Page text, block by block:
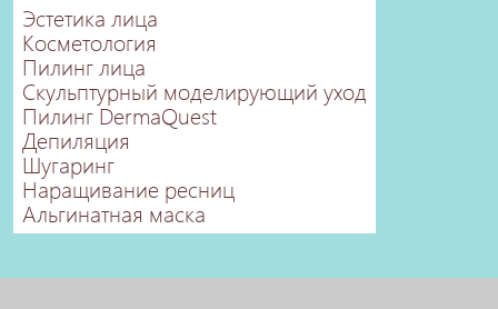
Эстетика лица
Косметология
Пилинг лица
Скульптурный моделирующий уход
Пилинг DermaQuest
Депиляция
Шугаринг
Наращивание ресниц
Альгинатная маска